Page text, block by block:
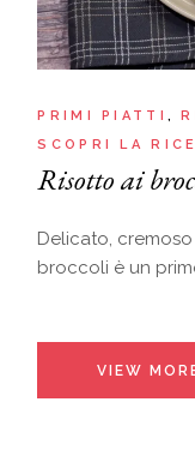
PRIMI PIATTI
SCOPRI LA
Risotto ai
Delicato,
broccoli è un
VIEW